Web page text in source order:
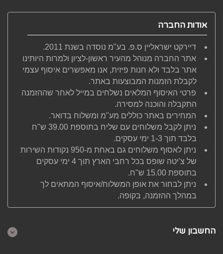
אודות החברה
דיירקט ישראליין ס.פ. בע"מ נוסדה בשנת 2011.
אתר החברה מנוהל מהעיר ראשון-לציון ולמרות היותינו
אתר בלבד ולא חנות פיזית, אנו מאפשרים איסוף עצמי
לקבלת הזמנות המבוצעות באתר.
פרטי האיסוף המלאים נשלחים במייל לאחר שההזמנה
התקבלה והוכנה למסירה.
המחירים באתר כוללים מע"מ ומשלוח בדואר.
ניתן לקבל משלוחים עם שליח בתוספת 39.00 ש"ח
בלבד תוך 1-3 ימי עסקים.
ניתן לאסוף משלוחים גם באחת מ-950 נקודות השירות
של צ'יטה שופס בכל רחבי הארץ תוך 4 ימי עסקים
בתוספת 15.00 ש"ח.
ניתן לבחור את אופן המשלוח/איסוף המתאים לך
במהלך ההזמנה, בקופה.
החשבון שלי